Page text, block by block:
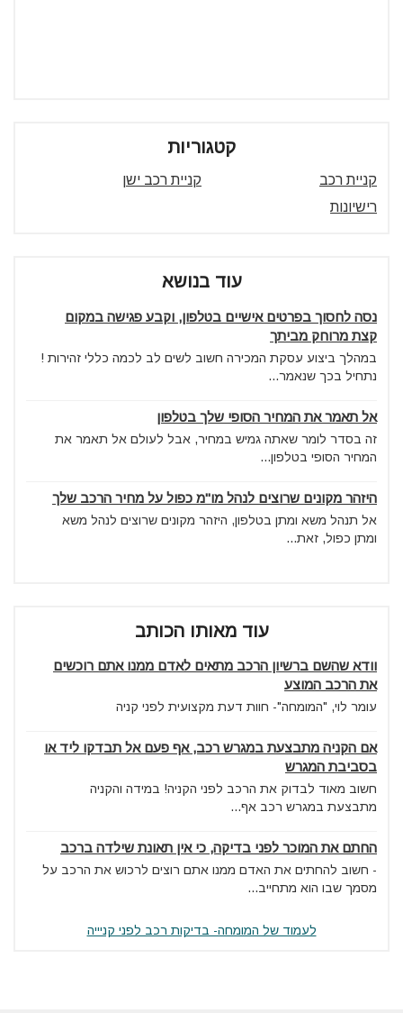
קטגוריות
קניית רכב
קניית רכב ישן
רישיונות
עוד בנושא
נסה לחסוך בפרטים אישיים בטלפון, וקבע פגישה במקום
קצת מרוחק מביתך
במהלך ביצוע עסקת המכירה חשוב לשים לב לכמה כללי זהירות !
נתחיל בכך שנאמר...
אל תאמר את המחיר הסופי שלך בטלפון
זה בסדר לומר שאתה גמיש במחיר, אבל לעולם אל תאמר את
המחיר הסופי בטלפון...
היזהר מקונים שרוצים לנהל מו"מ כפול על מחיר הרכב שלך
אל תנהל משא ומתן בטלפון, היזהר מקונים שרוצים לנהל משא
ומתן כפול, זאת...
עוד מאותו הכותב
וודא שהשם ברשיון הרכב מתאים לאדם ממנו אתם רוכשים
את הרכב המוצע
עומר לוי, "המומחה"- חוות דעת מקצועית לפני קניה
אם הקניה מתבצעת במגרש רכב, אף פעם אל תבדקו ליד או
בסביבת המגרש
חשוב מאוד לבדוק את הרכב לפני הקניה! במידה והקניה
מתבצעת במגרש רכב אף...
החתם את המוכר לפני בדיקה, כי אין תאונת שילדה ברכב
- חשוב להחתים את האדם ממנו אתם רוצים לרכוש את הרכב על
מסמך שבו הוא מתחייב...
לעמוד של המומחה- בדיקות רכב לפני קניייה